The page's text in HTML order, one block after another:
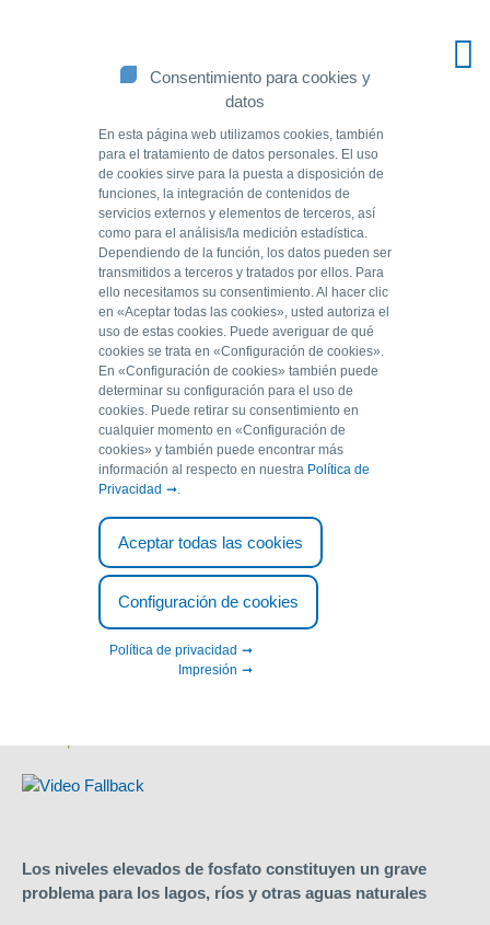
Consentimiento para cookies y
datos
En esta página web utilizamos cookies, también
para el tratamiento de datos personales. El uso
de cookies sirve para la puesta a disposición de
funciones, la integración de contenidos de
servicios externos y elementos de terceros, así
como para el análisis/la medición estadística.
Dependiendo de la función, los datos pueden ser
transmitidos a terceros y tratados por ellos. Para
ello necesitamos su consentimiento. Al hacer clic
en «Aceptar todas las cookies», usted autoriza el
uso de estas cookies. Puede averiguar de qué
cookies se trata en «Configuración de cookies».
En «Configuración de cookies» también puede
determinar su configuración para el uso de
cookies. Puede retirar su consentimiento en
cualquier momento en «Configuración de
cookies» y también puede encontrar más
información al respecto en nuestra Política de
Privacidad
.
Aceptar todas las cookies
Configuración de cookies
Política de privacidad
Impresión
Source of solutions.
Moderna eliminación de fosfatos de GEH®: Nuestras
soluciones abarcan desde pequeños arroyos hasta
grandes lagos. Así es como promovemos un medio
ambiente sano en el que merece la pena vivir.
Medio ambiente
Eliminación de fosfatos
de las aguas de superficie
• Recuperación de aguas eutróficas
Los niveles elevados de fosfato constituyen un grave
problema para los lagos, ríos y otras aguas naturales